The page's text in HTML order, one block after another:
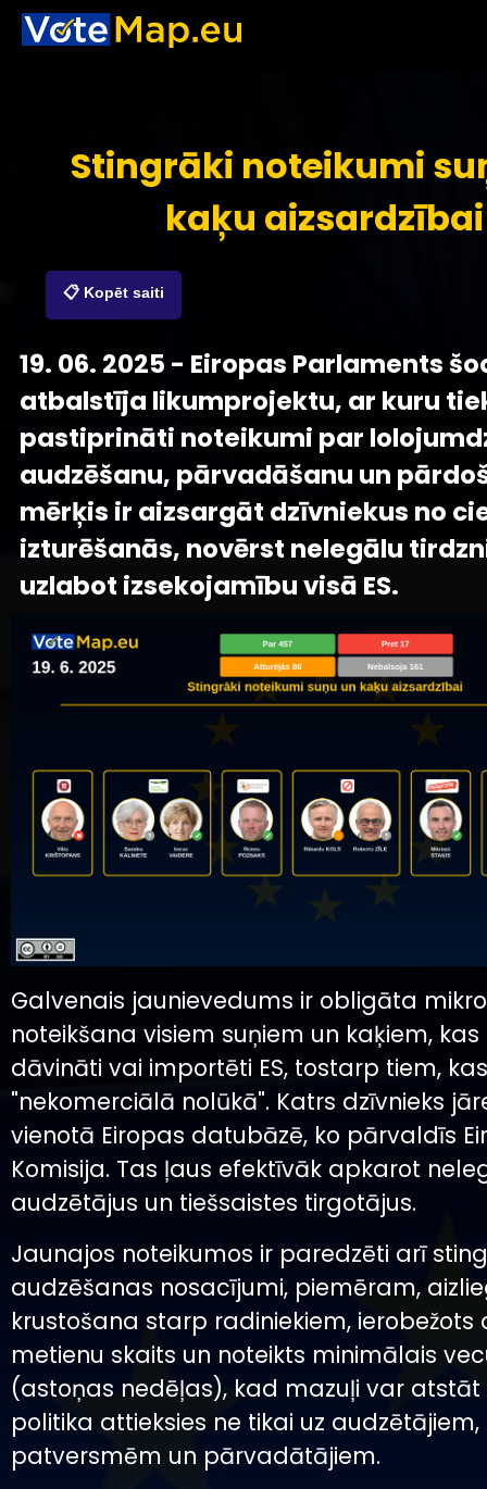
Stingrāki noteikumi
kaķu aizsardzībai
📋 Kopēt saiti
19. 06. 2025 - Eiropas Parlaments
atbalstīja likumprojektu, ar kuru
pastiprināti noteikumi par
audzēšanu, pārvadāšanu un
mērķis ir aizsargāt dzīvniekus no
izturēšanās, novērst nelegālu
uzlabot izsekojamību visā ES.
Galvenais jaunievedums ir obligāta
noteikšana visiem suņiem un kaķiem,
dāvināti vai importēti ES, tostarp tiem,
"nekomerciālā nolūkā". Katrs dzīvnieks
vienotā Eiropas datubāzē, ko pārvaldīs
Komisija. Tas ļaus efektīvāk apkarot
audzētājus un tiešsaistes tirgotājus.
Jaunajos noteikumos ir paredzēti arī
audzēšanas nosacījumi, piemēram,
krustošana starp radiniekiem, ierobežots
metienu skaits un noteikts minimālais
(astoņas nedēļas), kad mazuļi var atstāt
politika attieksies ne tikai uz
patversmēm un pārvadātājiem.